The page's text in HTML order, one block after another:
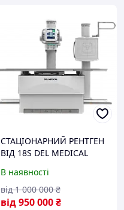
СТАЦІОНАРНИЙ РЕНТГЕН
ВІД 18S DEL MEDICAL
В наявності
від950 000₴
від 1 000 000 ₴